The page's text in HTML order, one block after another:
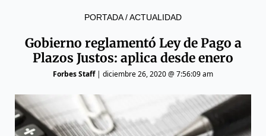
PORTADA/ACTUALIDAD
Gobierno reglamentó Ley de Pago a
Plazos Justos: aplica desde enero
Forbes Staff| diciembre 26, 2020 @ 7:56:09 am